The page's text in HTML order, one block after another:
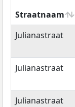
Straatnaam
Straatnaam
Julianastraat
Julianastraat
Julianastraat